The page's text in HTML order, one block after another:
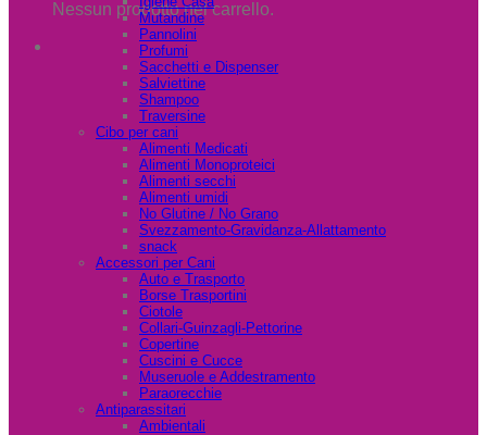
Nessun prodotto nel carrello.
Mutandine
Pannolini
Profumi
Sacchetti e Dispenser
Salviettine
Shampoo
Traversine
Cibo per cani
Alimenti Medicati
Alimenti Monoproteici
Alimenti secchi
Alimenti umidi
No Glutine / No Grano
Svezzamento-Gravidanza-Allattamento
snack
Accessori per Cani
Auto e Trasporto
Borse Trasportini
Ciotole
Collari-Guinzagli-Pettorine
Copertine
Cuscini e Cucce
Museruole e Addestramento
Paraorecchie
Antiparassitari
Ambientali